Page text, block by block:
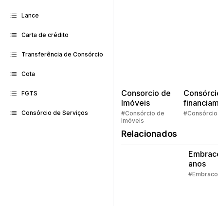
Lance
Carta de crédito
Transferência de Consórcio
Cota
FGTS
Consórcio de Serviços
Consorcio de
Imóveis
#Consórcio de
Imóveis
Quem
#Consórcio
Relacionados
anos